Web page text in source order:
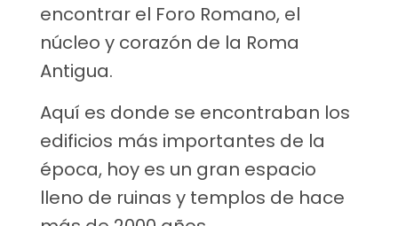
encontrar el Foro Romano, el
núcleo y corazón de la Roma
Antigua.
Aquí es donde se encontraban los
edificios más importantes de la
época, hoy es un gran espacio
lleno de ruinas y templos de hace